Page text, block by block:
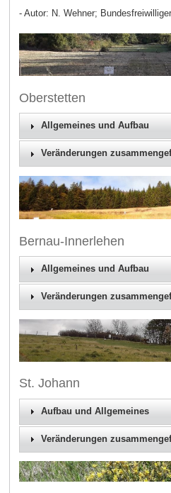
- Autor: N. Wehner;
Oberstetten
Allgemeines und Aufbau
Veränderungen
Bernau-Innerlehen
Allgemeines und Aufbau
Veränderungen
St. Johann
Aufbau und Allgemeines
Veränderungen